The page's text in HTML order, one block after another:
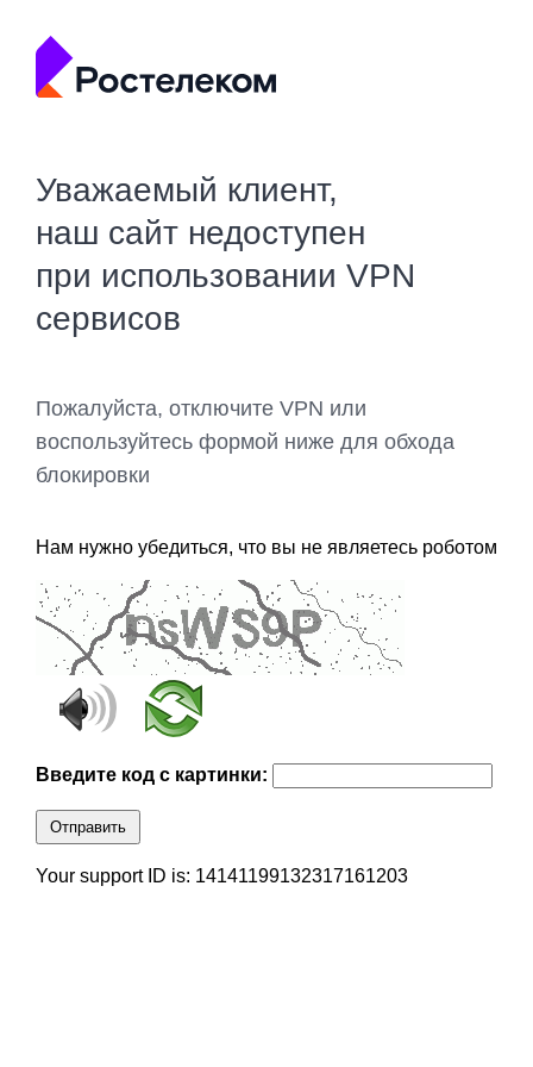
Уважаемый клиент,
наш сайт недоступен
при использовании VPN
сервисов
Пожалуйста, отключите VPN или
воспользуйтесь формой ниже для обхода
блокировки
Нам нужно убедиться, что вы не являетесь роботом
Введите код с картинки:
Отправить
Your support ID is: 14141199132317161203